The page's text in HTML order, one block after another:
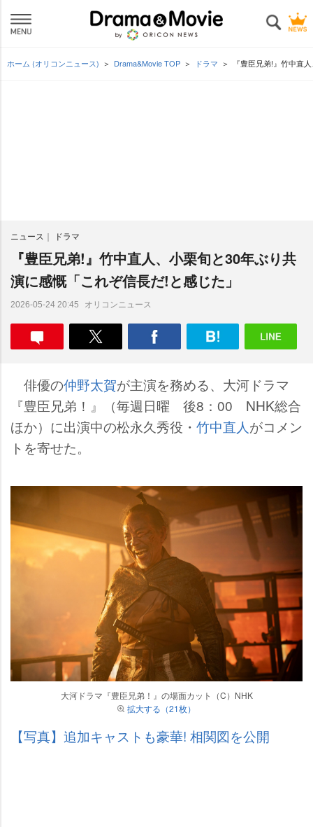
ホーム (オリコンニュース) Drama&Movie TOP ドラマ 『豊臣兄弟!』竹中直
ニュース ドラマ
『豊臣兄弟!』竹中直人、小栗旬と30年ぶり共
演に感慨「これぞ信長だ!と感じた」
2026-05-24 20:45 オリコンニュース
俳優の仲野太賀が主演を務める、大河ドラマ
『豊臣兄弟！』（毎週日曜 後8：00 NHK総合
ほか）に出演中の松永久秀役・ 竹中直人がコメン
トを寄せた。
大河ドラマ『豊臣兄弟！』の場面カット（C）NHK
拡大する（21枚）
【写真】追加キャストも豪華! 相関図を公開